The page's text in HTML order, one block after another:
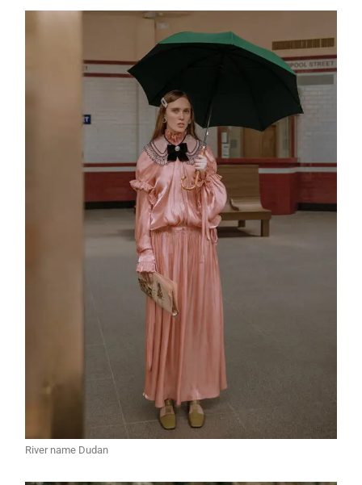
River name Dudan